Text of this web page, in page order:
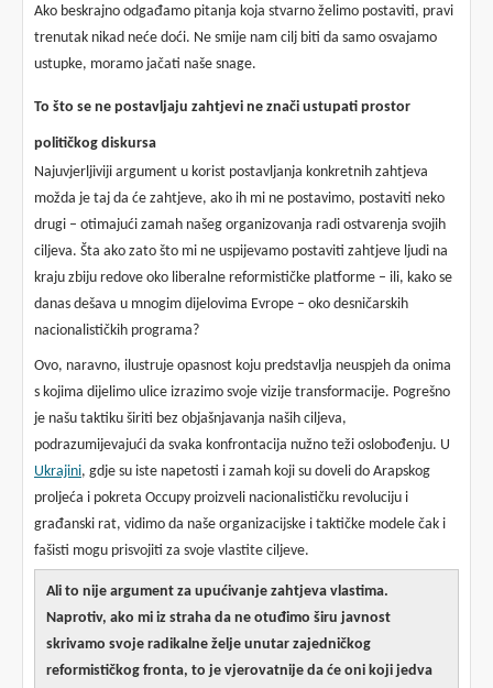
Ako beskrajno odgađamo pitanja koja stvarno želimo postaviti, pravi
trenutak nikad neće doći. Ne smije nam cilj biti da samo osvajamo
ustupke, moramo jačati naše snage.
To što se ne postavljaju zahtjevi ne znači ustupati prostor
političkog diskursa
Najuvjerljiviji argument u korist postavljanja konkretnih zahtjeva
možda je taj da će zahtjeve, ako ih mi ne postavimo, postaviti neko
drugi – otimajući zamah našeg organizovanja radi ostvarenja svojih
ciljeva. Šta ako zato što mi ne uspijevamo postaviti zahtjeve ljudi na
kraju zbiju redove oko liberalne reformističke platforme – ili, kako se
danas dešava u mnogim dijelovima Evrope – oko desničarskih
nacionalističkih programa?
Ovo, naravno, ilustruje opasnost koju predstavlja neuspjeh da onima
s kojima dijelimo ulice izrazimo svoje vizije transformacije. Pogrešno
je našu taktiku širiti bez objašnjavanja naših ciljeva,
podrazumijevajući da svaka konfrontacija nužno teži oslobođenju. U
Ukrajini, gdje su iste napetosti i zamah koji su doveli do Arapskog
proljeća i pokreta Occupy proizveli nacionalističku revoluciju i
građanski rat, vidimo da naše organizacijske i taktičke modele čak i
fašisti mogu prisvojiti za svoje vlastite ciljeve.
Ali to nije argument za upućivanje zahtjeva vlastima.
Naprotiv, ako mi iz straha da ne otuđimo širu javnost
skrivamo svoje radikalne želje unutar zajedničkog
reformističkog fronta, to je vjerovatnije da će oni koji jedva